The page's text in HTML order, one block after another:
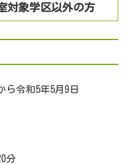
対象学区以外の方
ら令和5年5月9日
分